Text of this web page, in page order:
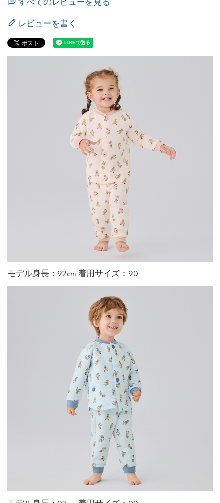
すべてのレビューを見る
レビューを書く
モデル身長：92cm 着用サイズ：90